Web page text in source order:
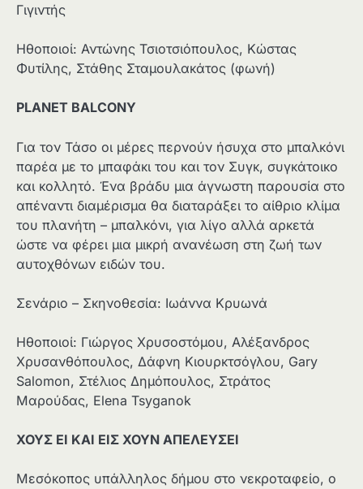
Γιγιντής
Ηθοποιοί: Αντώνης Τσιοτσιόπουλος, Κώστας
Φυτίλης, Στάθης Σταμουλακάτος (φωνή)
PLANET BALCONY
Για τον Τάσο οι μέρες περνούν ήσυχα στο μπαλκόνι
παρέα με το μπαφάκι του και τον Συγκ, συγκάτοικο
και κολλητό. Ένα βράδυ μια άγνωστη παρουσία στο
απέναντι διαμέρισμα θα διαταράξει το αίθριο κλίμα
του πλανήτη – μπαλκόνι, για λίγο αλλά αρκετά
ώστε να φέρει μια μικρή ανανέωση στη ζωή των
αυτοχθόνων ειδών του.
Σενάριο – Σκηνοθεσία: Ιωάννα Κρυωνά
Ηθοποιοί: Γιώργος Χρυσοστόμου, Αλέξανδρος
Χρυσανθόπουλος, Δάφνη Κιουρκτσόγλου, Gary
Salomon, Στέλιος Δημόπουλος, Στράτος
Μαρούδας, Elena Tsyganok
ΧΟΥΣ ΕΙ ΚΑΙ ΕΙΣ ΧΟΥΝ ΑΠΕΛΕΥΣΕΙ
Μεσόκοπος υπάλληλος δήμου στο νεκροταφείο, ο